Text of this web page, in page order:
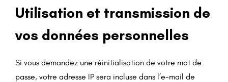
Utilisation et transmission de
vos données personnelles
Si vous demandez une réinitialisation de votre mot de
passe, votre adresse IP sera incluse dans l’e-mail de